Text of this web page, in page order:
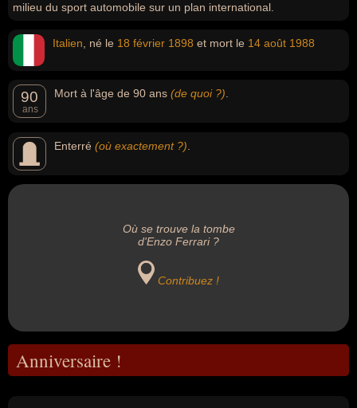
milieu du sport automobile sur un plan international.
Italien , né le 18 février 1898 et mort le 14 août 1988
90
ans
Mort à l'âge de 90 ans (de quoi ?)
Enterré (où exactement ?)
Où se trouve la tombe
d'Enzo Ferrari ?
Contribuez !
Anniversaire !